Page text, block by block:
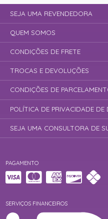
PAGAMENTO
SERVIÇOS FINANCEIROS
SEJA UMA REVENDEDORA
QUEM SOMOS
CONDIÇÕES DE FRETE
TROCAS E DEVOLUÇÕES
CONDIÇÕES DE
POLÍTICA DE PRIVACIDADE DE
SEJA UMA CONSULTORA DE